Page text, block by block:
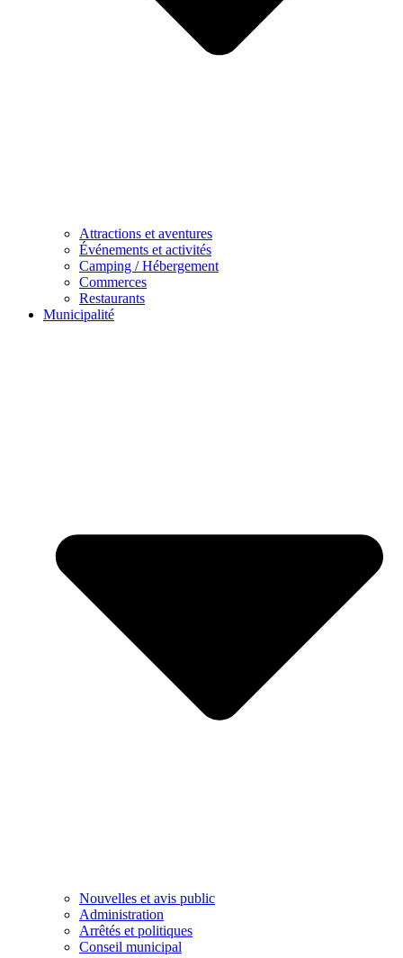
Attractions et aventures
Événements et activités
Camping / Hébergement
Commerces
Restaurants
Municipalité
Nouvelles et avis public
Administration
Arrêtés et politiques
Conseil municipal